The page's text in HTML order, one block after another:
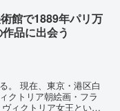
館で1889年パリ万
品に出会う
。 現在、東京・港区白
クトリア朝絵画・フラ
ィクトリア女王といえ